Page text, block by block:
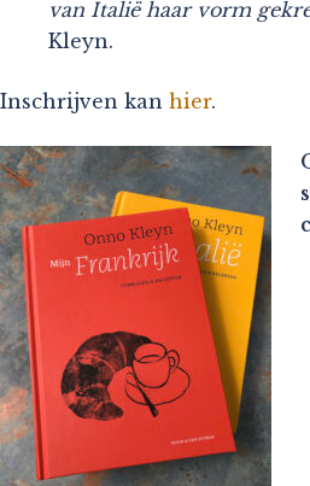
van Italië haar vorm
Kleyn.
Inschrijven kan hier.